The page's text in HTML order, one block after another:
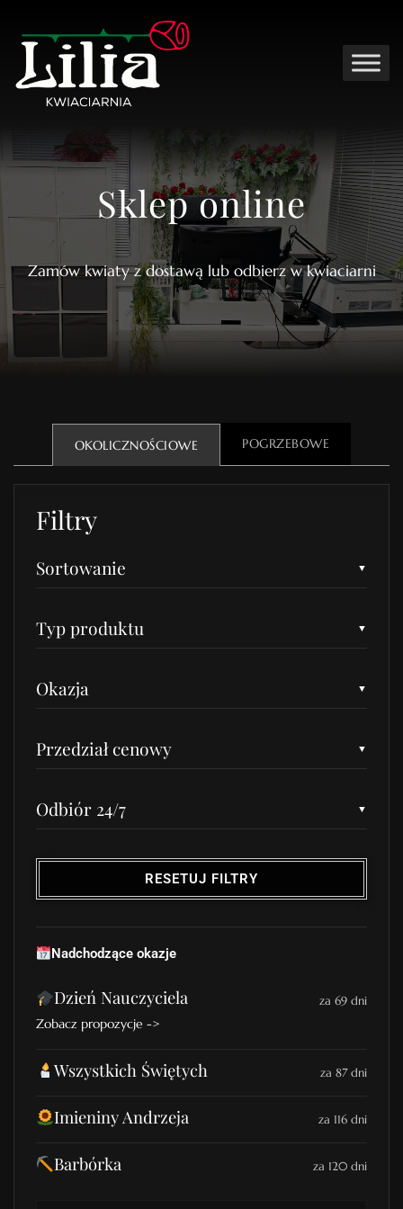
Sklep online
Zamów kwiaty z dostawą lub odbierz w kwiaciarni
OKOLICZNOŚCIOWE POGRZEBOWE
Filtry
Sortowanie
Typ produktu
Okazja
Przedział cenowy
Odbiór 24/7
RESETUJ FILTRY
Nadchodzące okazje
Dzień Nauczyciela za 69 dni
Zobacz propozycje ->
Wszystkich Świętych za 87 dni
Imieniny Andrzeja za 116 dni
Barbórka za 120 dni